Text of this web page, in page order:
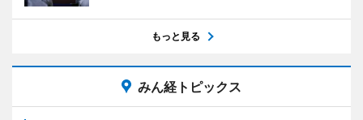
もっと見る
みん経トピックス